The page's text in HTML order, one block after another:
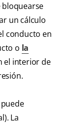
un cálculo
conducto en
o la
el interior de
La